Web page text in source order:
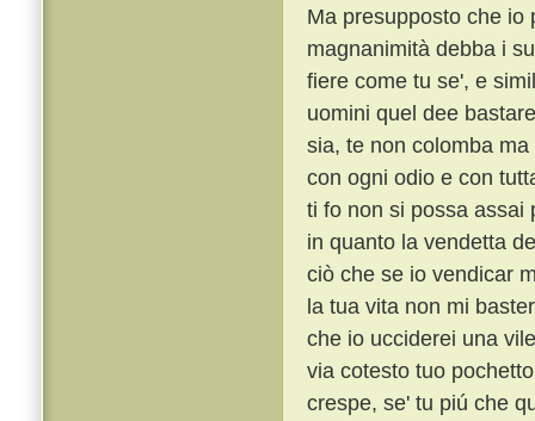
Ma presupposto che io
magnanimità debba i
fiere come tu se', e
uomini quel dee
sia, te non colomba
con ogni odio e con
ti fo non si possa assai
in quanto la vendetta
ciò che se io vendicar
la tua vita non mi
che io ucciderei una
via cotesto tuo
crespe, se' tu piú che